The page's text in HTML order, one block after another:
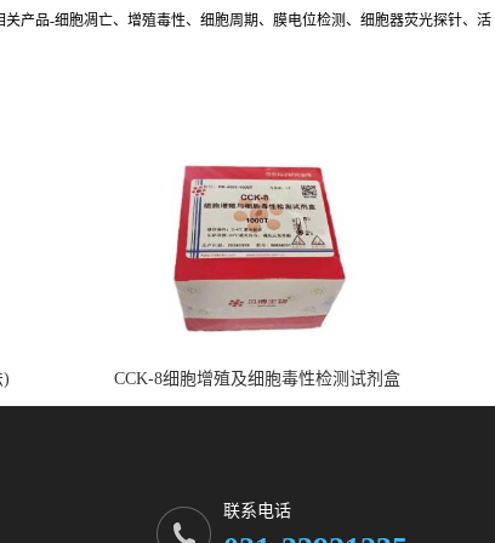
产品-细胞凋亡、增殖毒性、细胞周期、膜电位检测、细胞器荧光探针、活
) CCK-8细胞增殖及细胞毒性检测试剂盒
联系电话